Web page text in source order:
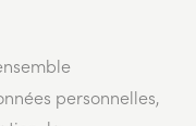
personnelles,